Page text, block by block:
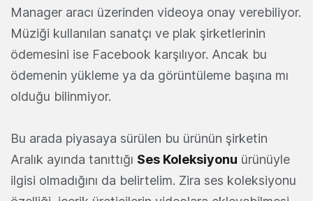
Manager aracı üzerinden videoya onay verebiliyor.
Müziği kullanılan sanatçı ve plak şirketlerinin
ödemesini ise Facebook karşılıyor. Ancak bu
ödemenin yükleme ya da görüntüleme başına mı
olduğu bilinmiyor.
Bu arada piyasaya sürülen bu ürünün şirketin
Aralık ayında tanıttığı Ses Koleksiyonu ürünüyle
ilgisi olmadığını da belirtelim. Zira ses koleksiyonu